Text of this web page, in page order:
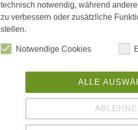
technisch notwendig, während
zu verbessern oder zusätzliche
stellen.
Notwendige Cookies
ALLE